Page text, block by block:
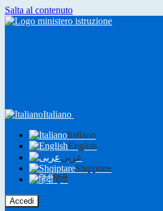
Salta al contenuto
Italiano
Italiano
English
عربى
Shqiptare
हिंदी
Accedi